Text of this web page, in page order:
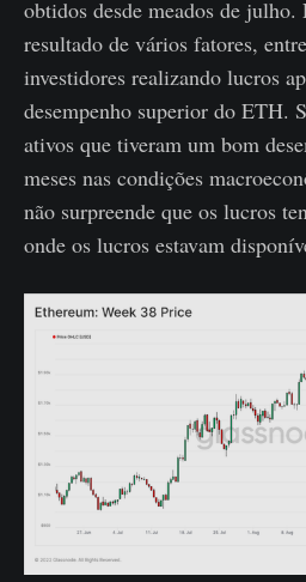
obtidos desde meados de julho.
resultado de vários fatores,
investidores realizando lucros
desempenho superior do ETH.
ativos que tiveram um bom
meses nas condições
não surpreende que os lucros
onde os lucros estavam